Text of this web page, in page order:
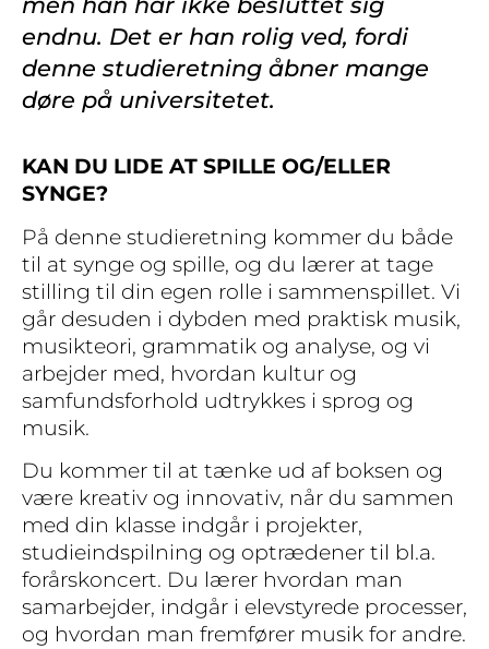
endnu. Det er han rolig ved, fordi
denne studie­retning åbner mange
døre på universitetet.
KAN DU LIDE AT SPILLE OG/ELLER
SYNGE?
På denne studieretning kommer du både
til at synge og spille, og du lærer at tage
stilling til din egen rolle i sammenspillet. Vi
går desuden i dybden med praktisk musik,
musikteori, grammatik og analyse, og vi
arbejder med, hvordan kultur og
samfundsforhold udtrykkes i sprog og
musik.
Du kommer til at tænke ud af boksen og
være kreativ og innovativ, når du sammen
med din klasse indgår i projekter,
studieindspilning og optrædener til bl.a.
forårskoncert. Du lærer hvordan man
samarbejder, indgår i elevstyrede processer,
og hvordan man fremfører musik for andre.